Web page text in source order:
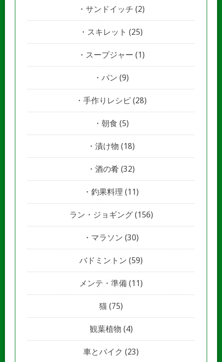
サンドイッチ (2)
スキレット (25)
スープジャー (1)
パン (9)
手作りレシピ (28)
朝食 (5)
漬け物 (18)
酒の肴 (32)
釣果料理 (11)
ラン・ジョギング(156)
マラソン (30)
バドミントン (59)
メンテ・準備 (11)
猫 (75)
観葉植物 (4)
車とバイク (23)